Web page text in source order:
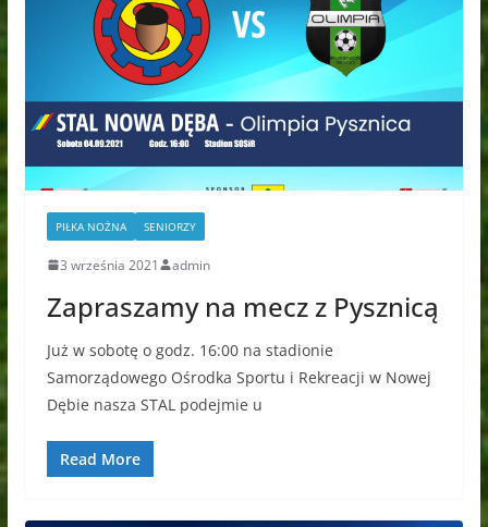
PIŁKA NOŻNA SENIORZY
3 września 2021 admin
Zapraszamy na mecz z Pysznicą
Już w sobotę o godz. 16:00 na stadionie
Samorządowego Ośrodka Sportu i Rekreacji w Nowej
Dębie nasza STAL podejmie u
Read More